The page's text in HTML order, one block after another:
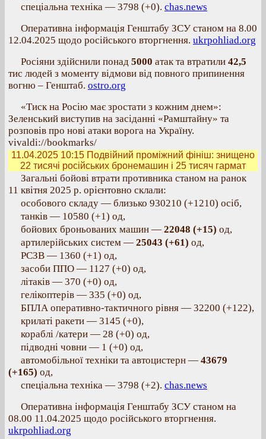
спеціальна техніка — 3798 (+0). chas.news
Оперативна інформація Генштабу ЗСУ станом на 8.00
12.04.2025 щодо російського вторгнення. ukrpohliad.org
Росіяни здійснили понад 5000 атак та втратили 42,5
тис людей з моменту відмови від повного припинення
вогню – Генштаб. ostro.org
«Тиск на Росію має зростати з кожним днем»:
Зеленський виступив на засіданні «Рамштайну» та
розповів про нові атаки ворога на Україну.
vivaldi://bookmarks/
11.04.2025 10:15 Подвійний проміжний фініш: знищено
22 тисячі російських бронемашин і 25 тисяч гармат
Загальні бойові втрати противника станом на ранок
11 квітня 2025 р. орієнтовно склали:
особового складу — близько 930210 (+1210) осіб,
танків — 10580 (+1) од,
бойових броньованих машин — 22048 (+15) од,
артилерійських систем — 25043 (+61) од,
РСЗВ — 1360 (+1) од,
засоби ППО — 1127 (+0) од,
літаків — 370 (+0) од,
гелікоптерів — 335 (+0) од,
БПЛА оперативно-тактичного рівня — 32200 (+122),
крилаті ракети — 3145 (+0),
кораблі /катери — 28 (+0) од,
підводні човни — 1 (+0) од,
автомобільної техніки та автоцистерн — 43679
(+165) од,
спеціальна техніка — 3798 (+2). chas.news
Оперативна інформація Генштабу ЗСУ станом на
08.00 11.04.2025 щодо російського вторгнення.
ukrpohliad.org